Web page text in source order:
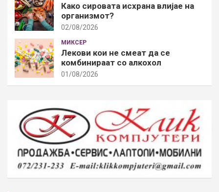
Како сировата исхрана влијае на
организмот?
02/08/2026
МИКСЕР
Лекови кои не смеат да се
комбинираат со алкохол
01/08/2026